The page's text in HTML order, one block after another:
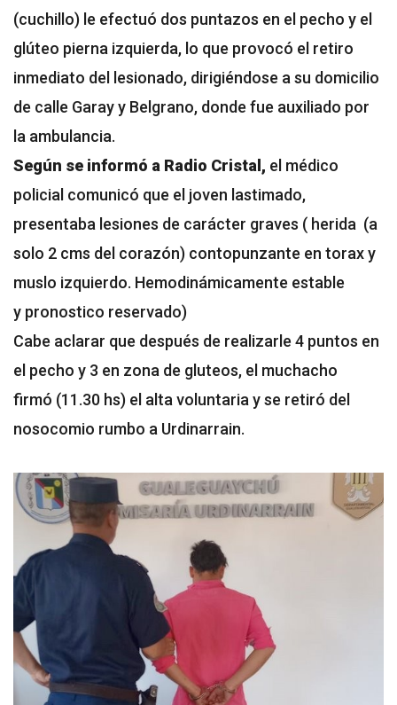
(cuchillo) le efectuó dos puntazos en el pecho y el
glúteo pierna izquierda, lo que provocó el retiro
inmediato del lesionado, dirigiéndose a su domicilio
de calle Garay y Belgrano, donde fue auxiliado por
la ambulancia.
Según se informó a Radio Cristal, el médico
policial comunicó que el joven lastimado,
presentaba lesiones de carácter graves ( herida (a
solo 2 cms del corazón) contopunzante en torax y
muslo izquierdo. Hemodinámicamente estable
y pronostico reservado)
Cabe aclarar que después de realizarle 4 puntos en
el pecho y 3 en zona de gluteos, el muchacho
firmó (11.30 hs) el alta voluntaria y se retiró del
nosocomio rumbo a Urdinarrain.